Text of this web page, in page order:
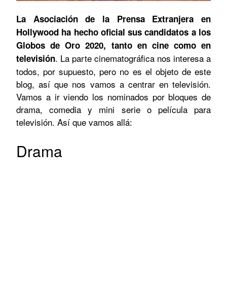
La Asociación de la Prensa Extranjera en
Hollywood ha hecho oficial sus candidatos a los
Globos de Oro 2020, tanto en cine como en
televisión. La parte cinematográfica nos interesa a
todos, por supuesto, pero no es el objeto de este
blog, así que nos vamos a centrar en televisión.
Vamos a ir viendo los nominados por bloques de
drama, comedia y mini serie o película para
televisión. Así que vamos allá:
Drama